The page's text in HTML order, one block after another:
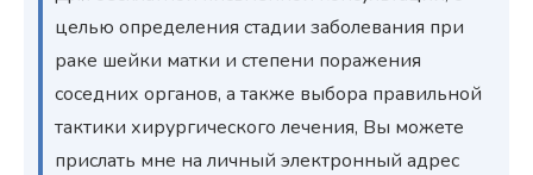
целью определения стадии заболевания при
раке шейки матки и степени поражения
соседних органов, а также выбора правильной
тактики хирургического лечения, Вы можете
прислать мне на личный электронный адрес